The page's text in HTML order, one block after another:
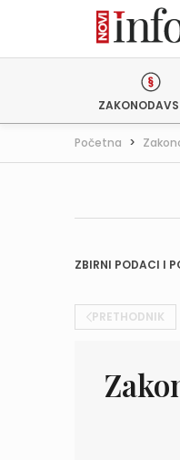
Početna >
ZBIRNI PODACI I
PRETHODNIK